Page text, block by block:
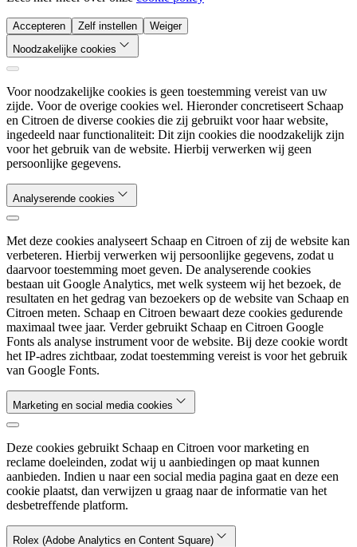
Accepteren Zelf instellen
Weiger
Noodzakelijke cookies
Voor noodzakelijke cookies is geen toestemming vereist van uw
zijde. Voor de overige cookies wel. Hieronder concretiseert Schaap
en Citroen de diverse cookies die zij gebruikt voor haar website,
ingedeeld naar functionaliteit: Dit zijn cookies die noodzakelijk zijn
voor het gebruik van de website. Hierbij verwerken wij geen
persoonlijke gegevens.
Analyserende cookies
Met deze cookies analyseert Schaap en Citroen of zij de website kan
verbeteren. Hierbij verwerken wij persoonlijke gegevens, zodat u
daarvoor toestemming moet geven. De analyserende cookies
bestaan uit Google Analytics, met welk systeem wij het bezoek, de
resultaten en het gedrag van bezoekers op de website van Schaap en
Citroen meten. Schaap en Citroen bewaart deze cookies gedurende
maximaal twee jaar. Verder gebruikt Schaap en Citroen Google
Fonts als analyse instrument voor de website. Bij deze cookie wordt
het IP-adres zichtbaar, zodat toestemming vereist is voor het gebruik
van Google Fonts.
Marketing en social media cookies
Deze cookies gebruikt Schaap en Citroen voor marketing en
reclame doeleinden, zodat wij u aanbiedingen op maat kunnen
aanbieden. Indien u naar een social media pagina gaat en deze een
cookie plaatst, dan verwijzen u graag naar de informatie van het
desbetreffende platform.
Rolex (Adobe Analytics en Content Square)